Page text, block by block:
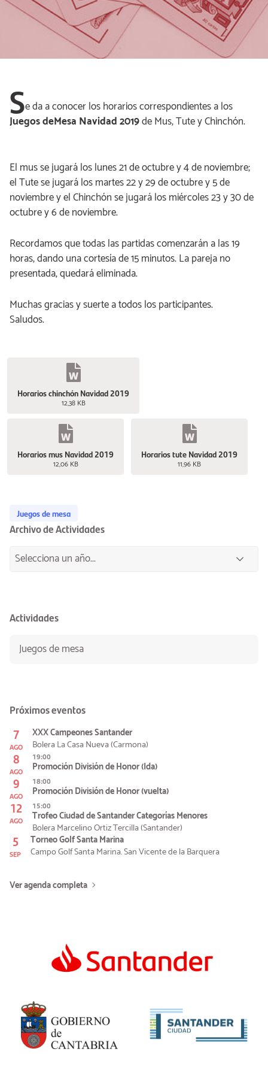
Se da a conocer los horarios correspondientes a los
Juegos deMesa Navidad 2019de Mus, Tute y Chinchón.
El mus se jugará los lunes 21 de octubre y 4 de noviembre;
el Tute se jugará los martes 22 y 29 de octubre y 5 de
noviembre y el Chinchón se jugará los miércoles 23 y 30 de
octubre y 6 de noviembre.
Recordamos que todas las partidas comenzarán a las 19
horas, dando una cortesía de 15 minutos. La pareja no
presentada, quedará eliminada.
Muchas gracias y suerte a todos los participantes.
Saludos.
Horarios chinchón Navidad 2019
12,38 KB
Horarios mus Navidad 2019
12,06 KB
Horarios tute Navidad 2019
11,96 KB
Juegos de mesa
Archivo de Actividades
Actividades
Juegos de mesa
Próximos eventos
7
AGO
XXX Campeones Santander
Bolera La Casa Nueva (Carmona)
8
AGO
19:00
Promoción División de Honor (Ida)
9
AGO
18:00
Promoción División de Honor (vuelta)
12
AGO
15:00
Trofeo Ciudad de Santander Categorías Menores
Bolera Marcelino Ortiz Tercilla (Santander)
5
SEP
Torneo Golf Santa Marina
Campo Golf Santa Marina. San Vicente de la Barquera
Ver agenda completa